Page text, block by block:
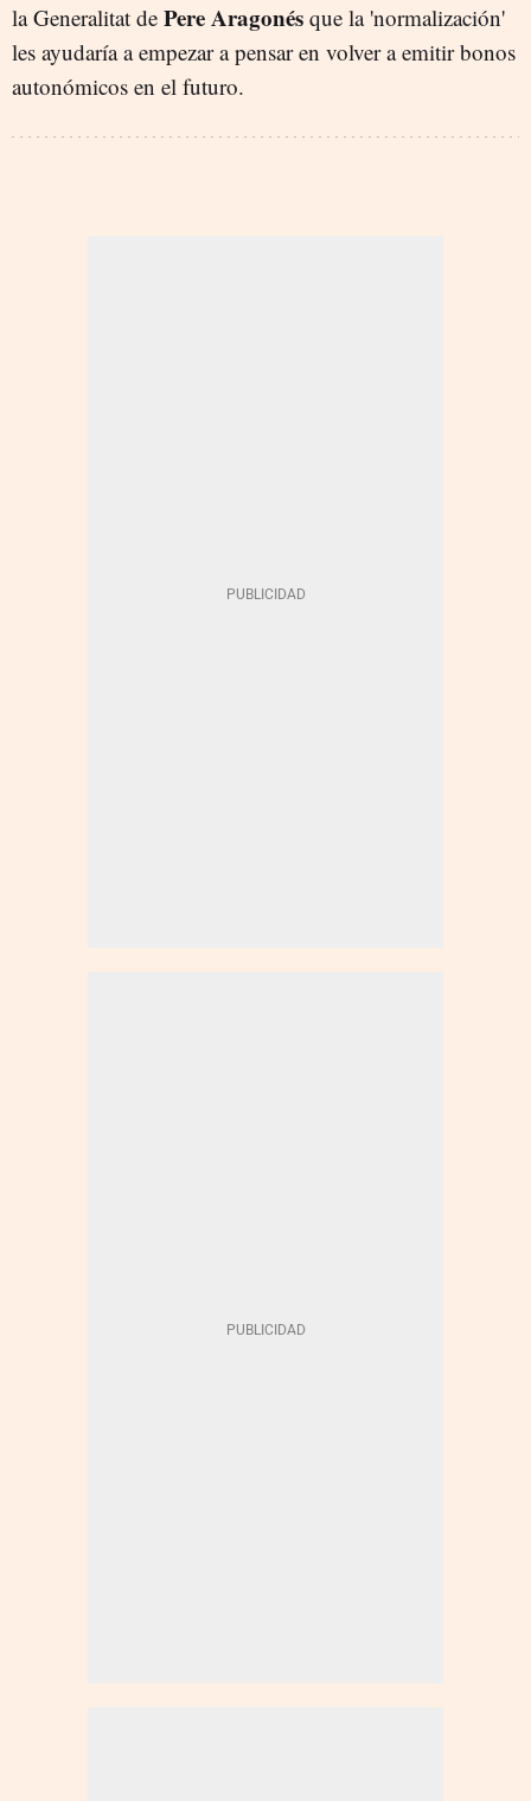
la Generalitat de PereAragonés que la 'normalización'
les ayudaría a empezar a pensar en volver a emitir bonos
autonómicos en el futuro.